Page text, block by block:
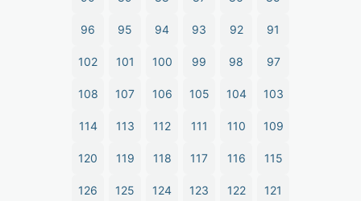
91
92
93
94
95
96
97
98
99
100
101
102
103
104
105
106
107
108
109
110
111
112
113
114
115
116
117
118
119
120
121
122
123
124
125
126